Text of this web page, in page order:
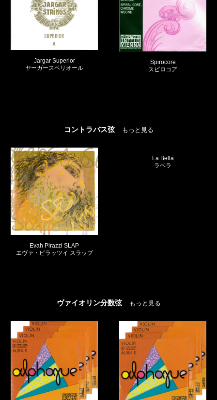
Spirocore
スピロコア
Warchal AMBER
ワーチャル アンバー
コントラバス弦 もっと見る
La Bella
ラベラ
ヴァイオリン分数弦 もっと見る